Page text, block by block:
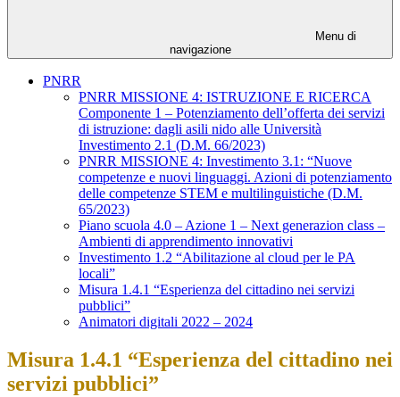
Menu di
navigazione
PNRR
PNRR MISSIONE 4: ISTRUZIONE E RICERCA
Componente 1 – Potenziamento dell’offerta dei servizi
di istruzione: dagli asili nido alle Università
Investimento 2.1 (D.M. 66/2023)
PNRR MISSIONE 4: Investimento 3.1: “Nuove
competenze e nuovi linguaggi. Azioni di potenziamento
delle competenze STEM e multilinguistiche (D.M.
65/2023)
Piano scuola 4.0 – Azione 1 – Next generazion class –
Ambienti di apprendimento innovativi
Investimento 1.2 “Abilitazione al cloud per le PA
locali”
Misura 1.4.1 “Esperienza del cittadino nei servizi
pubblici”
Animatori digitali 2022 – 2024
Misura 1.4.1 “Esperienza del cittadino nei
servizi pubblici”